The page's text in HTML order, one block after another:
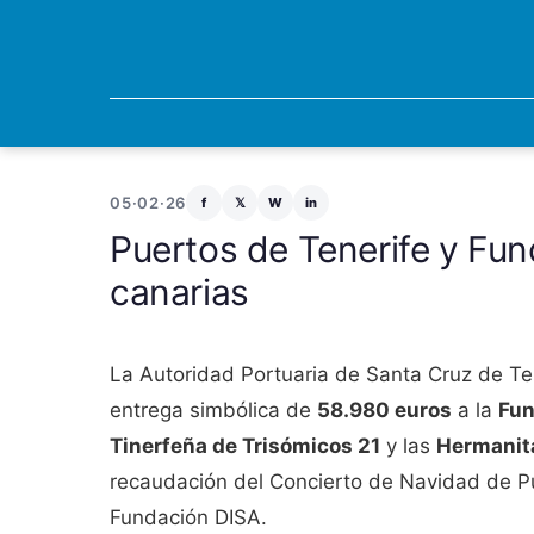
05·02·26 f 𝕏 W in
Puertos de Tenerife y
canarias
La Autoridad Portuaria de Santa Cruz de
entrega simbólica de 58.980 euros a la
Tinerfeña de Trisómicos 21 y las
recaudación del Concierto de Navidad de
Fundación DISA.